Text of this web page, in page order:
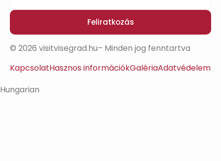
Feliratkozás
© 2026 visitvisegrad.hu– Minden jog fenntartva
KapcsolatHasznos információkGalériaAdatvédelem
Hungarian